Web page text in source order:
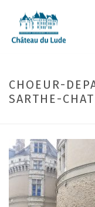
CHOEUR-
SARTHE-